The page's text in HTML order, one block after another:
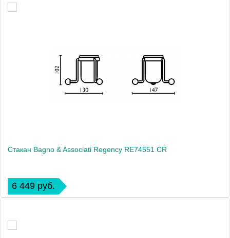
Стакан Bagno & Associati Regency RE74551 CR
6 449 руб.